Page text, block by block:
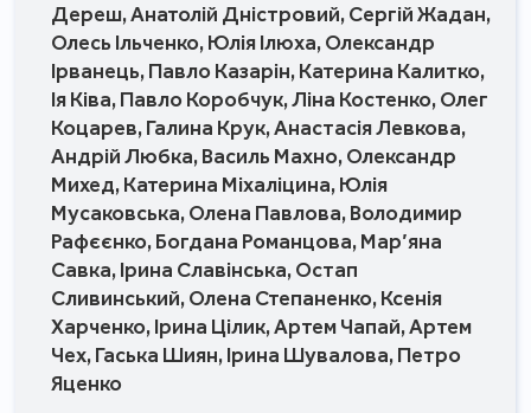
Дереш, Анатолій Дністровий, Сергій Жадан,
Олесь Ільченко, Юлія Ілюха, Олександр
Ірванець, Павло Казарін, Катерина Калитко,
Ія Ківа, Павло Коробчук, Ліна Костенко, Олег
Коцарев, Галина Крук, Анастасія Левкова,
Андрій Любка, Василь Махно, Олександр
Михед, Катерина Міхаліцина, Юлія
Мусаковська, Олена Павлова, Володимир
Рафєєнко, Богдана Романцова, Мар’яна
Савка, Ірина Славінська, Остап
Сливинський, Олена Степаненко, Ксенія
Харченко, Ірина Цілик, Артем Чапай, Артем
Чех, Гаська Шиян, Ірина Шувалова, Петро
Яценко